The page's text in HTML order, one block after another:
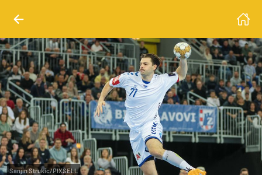
Sanjin Strukic/PIXSELL